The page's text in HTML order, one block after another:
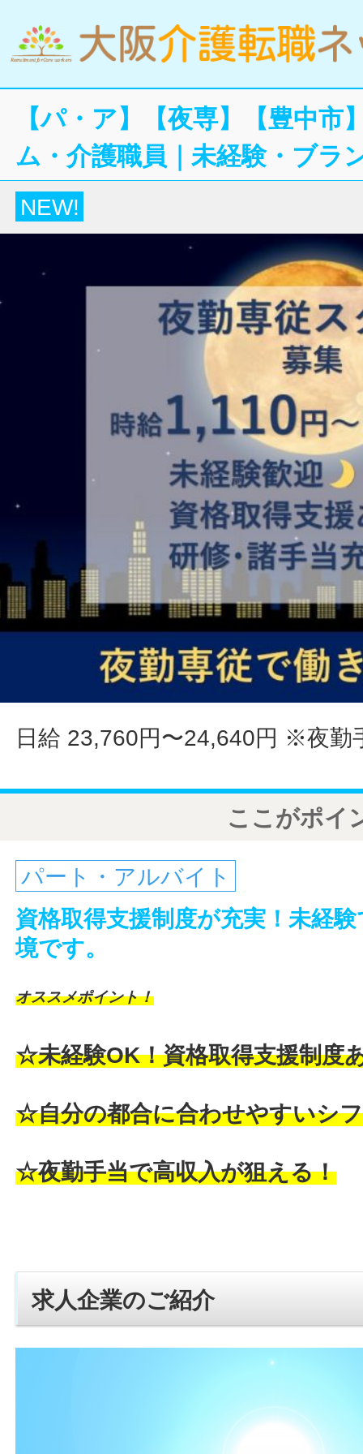
【パ・ア】【夜専】【豊中市
ム・介護職員｜未経験・ブラ
NEW!
日給 23,760円〜24,640円 ※夜勤
ここがポイ
パート・アルバイト
資格取得支援制度が充実！未経
境です。
オススメポイント！
☆未経験OK！資格取得支援制度
☆自分の都合に合わせやすいシ
☆夜勤手当で高収入が狙える！
求人企業のご紹介